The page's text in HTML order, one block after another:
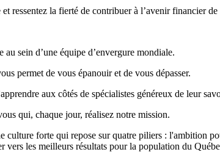
ressentez la fierté de contribuer à l’avenir financier
sein d’une équipe d’envergure mondiale.
permet de vous épanouir et de vous dépasser.
aux côtés de spécialistes généreux de leur
qui, chaque jour, réalisez notre mission.
culture forte qui repose sur quatre piliers : l'ambition
vers les meilleurs résultats pour la population du